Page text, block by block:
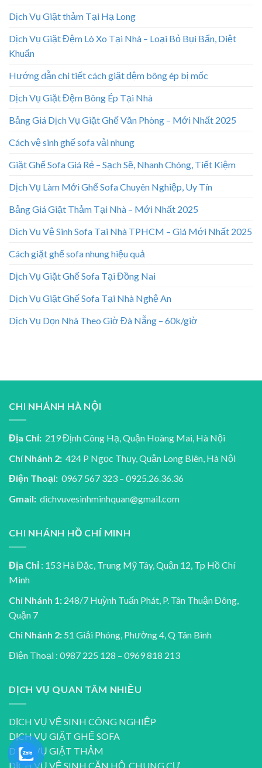
Dịch Vụ Giặt thảm Tại Hạ Long
Dịch Vụ Giặt Đệm Lò Xo Tại Nhà – Loại Bỏ Bụi Bẩn, Diệt
Khuẩn
Hướng dẫn chi tiết cách giặt đệm bông ép bị mốc
Dịch Vụ Giặt Đệm Bông Ép Tại Nhà
Bảng Giá Dịch Vụ Giặt Ghế Văn Phòng – Mới Nhất 2025
Cách vệ sinh ghế sofa vải nhung
Giặt Ghế Sofa Giá Rẻ – Sạch Sẽ, Nhanh Chóng, Tiết Kiệm
Dịch Vụ Làm Mới Ghế Sofa Chuyên Nghiệp, Uy Tín
Bảng Giá Giặt Thảm Tại Nhà – Mới Nhất 2025
Dịch Vụ Vệ Sinh Sofa Tại Nhà TPHCM – Giá Mới Nhất 2025
Cách giặt ghế sofa nhung hiệu quả
Dịch Vụ Giặt Ghế Sofa Tại Đồng Nai
Dịch Vụ Giặt Ghế Sofa Tại Nhà Nghệ An
Dịch Vụ Dọn Nhà Theo Giờ Đà Nẵng – 60k/giờ
CHI NHÁNH HÀ NỘI
Địa Chỉ: 219 Định Công Hạ, Quận Hoàng Mai, Hà Nội
Chí Nhánh 2: 424 P Ngọc Thụy, Quận Long Biên, Hà Nội
Điện Thoại: 0967 567 323 – 0925.26.36.36
Gmail: dichvuvesinhminhquan@gmail.com
CHI NHÁNH HỒ CHÍ MINH
Địa Chỉ : 153 Hà Đặc, Trung Mỹ Tây, Quận 12, Tp Hồ Chí
Minh
Chi Nhánh 1: 248/7 Huỳnh Tuấn Phát, P. Tân Thuận Đông,
Quận 7
Chi Nhánh 2: 51 Giải Phóng, Phường 4, Q Tân Bình
Điện Thoại : 0987 225 128 – 0969 818 213
DỊCH VỤ QUAN TÂM NHIỀU
DỊCH VỤ VỆ SINH CÔNG NGHIỆP
DỊCH VỤ GIẶT GHẾ SOFA
DỊCH VỤ GIẶT THẢM
DỊCH VỤ VỆ SINH CĂN HỘ, CHUNG CƯ